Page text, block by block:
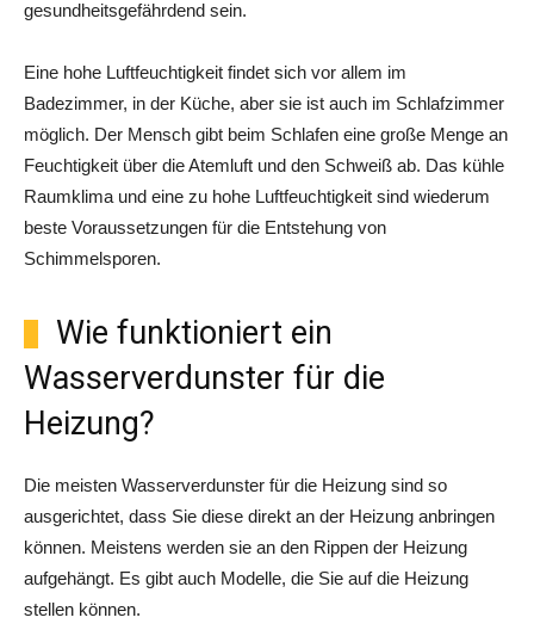
gesundheitsgefährdend sein.
Eine hohe Luftfeuchtigkeit findet sich vor allem im
Badezimmer, in der Küche, aber sie ist auch im Schlafzimmer
möglich. Der Mensch gibt beim Schlafen eine große Menge an
Feuchtigkeit über die Atemluft und den Schweiß ab. Das kühle
Raumklima und eine zu hohe Luftfeuchtigkeit sind wiederum
beste Voraussetzungen für die Entstehung von
Schimmelsporen.
Wie funktioniert ein
Wasserverdunster für die
Heizung?
Die meisten Wasserverdunster für die Heizung sind so
ausgerichtet, dass Sie diese direkt an der Heizung anbringen
können. Meistens werden sie an den Rippen der Heizung
aufgehängt. Es gibt auch Modelle, die Sie auf die Heizung
stellen können.